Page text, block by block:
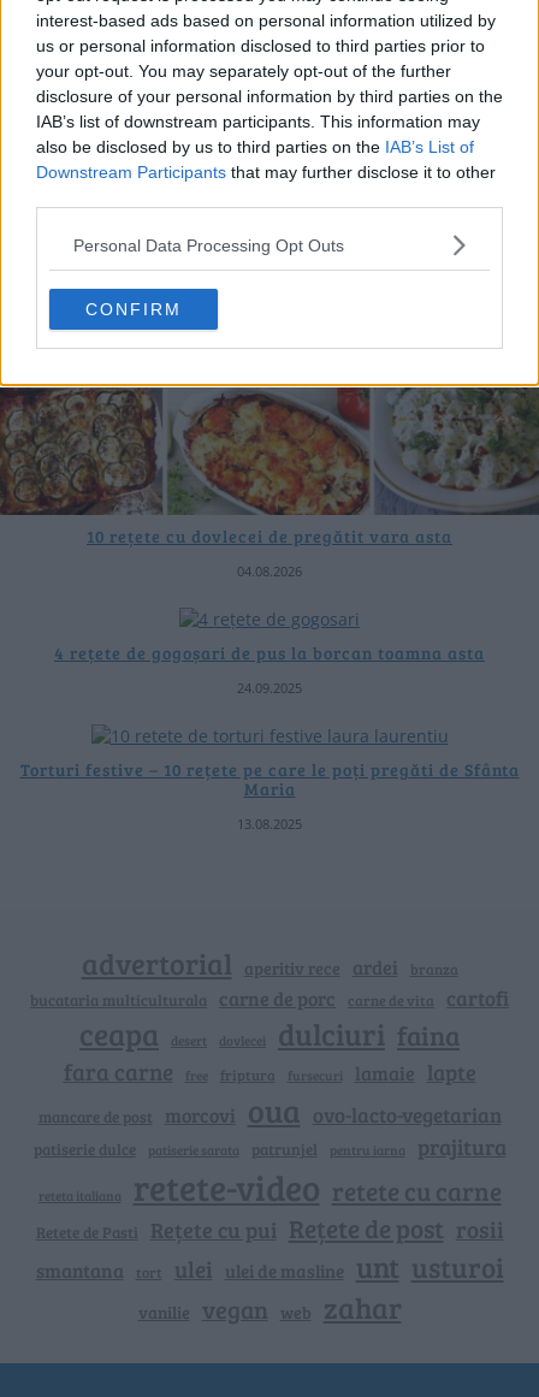
interest-based ads based on personal information utilized by
us or personal information disclosed to third parties prior to
your opt-out. You may separately opt-out of the further
disclosure of your personal information by third parties on the
IAB’s list of downstream participants. This information may
also be disclosed by us to third parties on the IAB’s List of
Downstream Participants that may further disclose it to other
Personal Data Processing Opt Outs
CONFIRM
20 de rețete de salate de vară fără prelucrare termică
06.08.2026
10 rețete cu dovlecei de pregătit vara asta
04.08.2026
4 rețete de gogoșari de pus la borcan toamna asta
24.09.2025
Torturi festive – 10 rețete pe care le poți pregăti de Sfânta
Maria
13.08.2025
advertorial aperitiv rece ardei branza
bucataria multiculturala carne de porc carne de vita cartofi
ceapa desert dovlecei dulciuri faina
fara carne free friptura fursecuri lamaie lapte
mancare de post morcovi oua ovo-lacto-vegetarian
patiserie dulce patiserie sarata patrunjel pentru iarna prajitura
reteta italiana retete-video retete cu carne
Retete de Pasti Rețete cu pui Rețete de post rosii
smantana tort ulei ulei de masline unt usturoi
vanilie vegan web zahar